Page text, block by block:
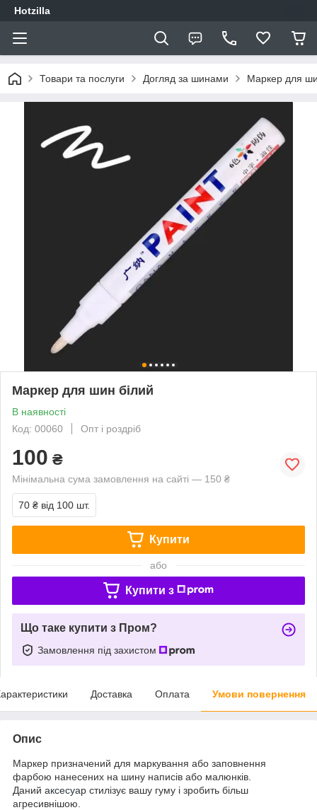
Hotzilla
Товари та послуги Догляд за шинами Маркер для
Маркер для шин білий
В наявності
Код: 00060
Опт і роздріб
100 ₴
Мінімальна сума замовлення на сайті — 150 ₴
70 ₴ від 100 шт.
Купити
або
Купити з
Що таке купити з Пром?
Замовлення під захистом
Доставка Оплата Умови повернення
Опис
Маркер призначений для маркування або заповнення
фарбою нанесених на шину написів або малюнків.
Даний аксесуар стилізує вашу гуму і зробить більш
агресивнішою.